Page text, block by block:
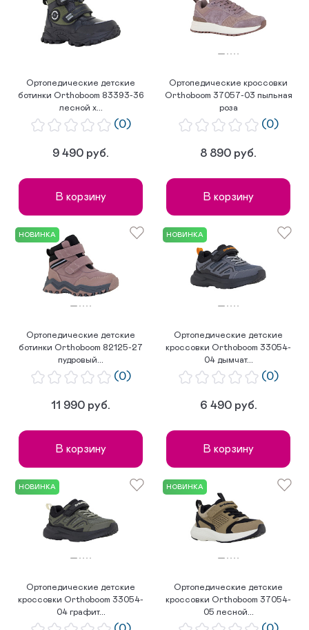
Ортопедические детские
ботинки Orthoboom 83393-36
лесной х...
(0)
9 490 руб.
В корзину
Ортопедические кроссовки
Orthoboom 37057-03 пыльная
роза
(0)
8 890 руб.
В корзину
НОВИНКА
Ортопедические детские
ботинки Orthoboom 82125-27
пудровый...
(0)
11 990 руб.
В корзину
НОВИНКА
Ортопедические детские
кроссовки Orthoboom 33054-
04 дымчат...
(0)
6 490 руб.
В корзину
НОВИНКА
Ортопедические детские
кроссовки Orthoboom 33054-
04 графит...
НОВИНКА
Ортопедические детские
кроссовки Orthoboom 37054-
05 лесной...